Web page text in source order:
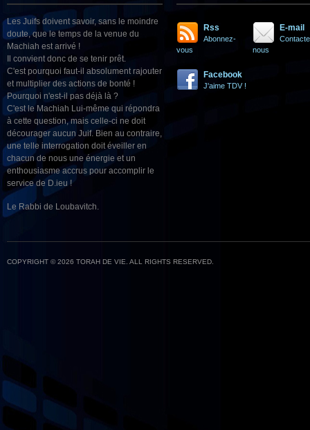
Les Juifs doivent savoir, sans le moindre
doute, que le temps de la venue du
Machiah est arrivé !
Il convient donc de se tenir prêt.
C'est pourquoi faut-il absolument rajouter
et multiplier des actions de bonté !
Pourquoi n'est-il pas déjà là ?
C'est le Machiah Lui-même qui répondra
à cette question, mais celle-ci ne doit
décourager aucun Juif. Bien au contraire,
une telle interrogation doit éveiller en
chacun de nous une énergie et un
enthousiasme accrus pour accomplir le
service de D.ieu !
Le Rabbi de Loubavitch.
Rss
Abonnez-
vous
E-mail
nous
Facebook
J'aime TDV !
COPYRIGHT © 2026 TORAH DE VIE. ALL RIGHTS RESERVED.